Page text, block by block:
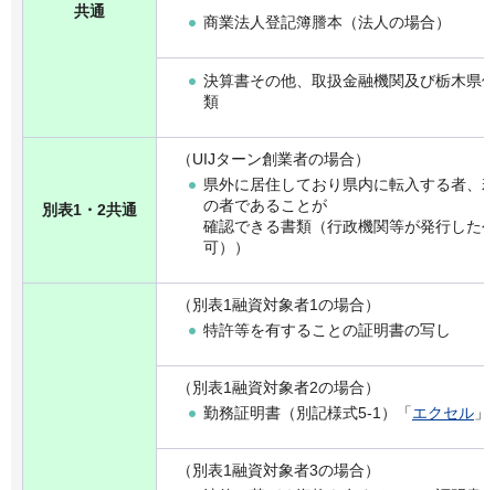
共通
商業法人登記簿謄本（法人の場合）
決算書その他、取扱金融機関及び栃木県
類
別表1・2共通
（UIJターン創業者の場合）
県外に居住しており県内に転入する者、
の者であることが
確認できる書類（行政機関等が発行した
可））
（別表1融資対象者1の場合）
特許等を有することの証明書の写し
（別表1融資対象者2の場合）
勤務証明書（別記様式5-1）「エクセル 」
（別表1融資対象者3の場合）